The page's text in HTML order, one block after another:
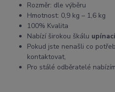
Rozměr: dle výběru
Hmotnost: 0,9 kg – 1,6 kg
100% Kvalita
Nabízí širokou škálu
Pokud jste nenašli co
kontaktovat,
Pro stálé odběratelé